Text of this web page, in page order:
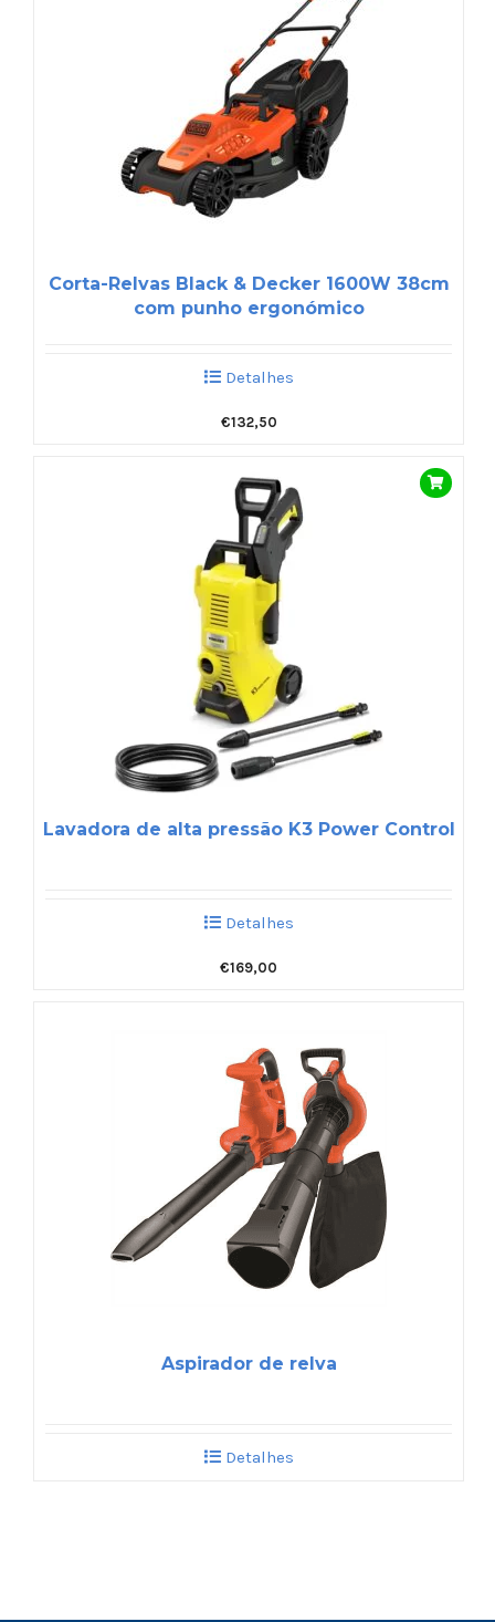
Corta-Relvas Black & Decker 1600W 38cm
com punho ergonómico
Detalhes
€132,50
Lavadora de alta pressão K3 Power Control
Detalhes
€169,00
Aspirador de relva
Detalhes